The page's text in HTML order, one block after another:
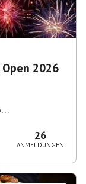
2026
26
ANMELDUNGEN